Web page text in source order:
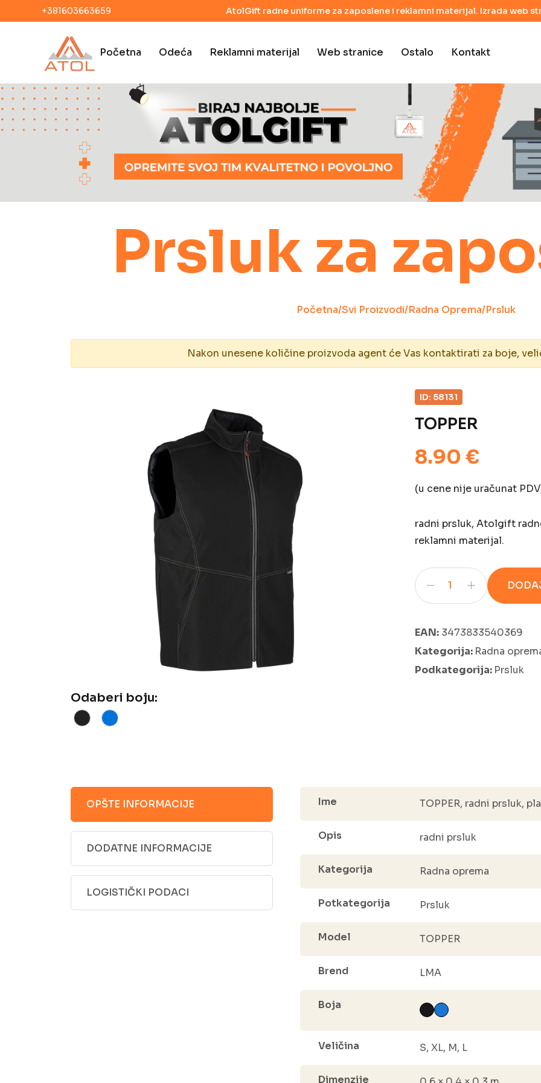
+381603663659 AtolGift radne uniforme za zaposlene i reklamni materijal. Izrada web
Početna Odeća Reklamni materijal Web stranice Ostalo Kontakt
Prsluk za
Početna/Svi Proizvodi/Radna Oprema/Prsluk
Nakon unesene količine proizvoda agent će Vas kontaktirati za boje,
ID: 58131
TOPPER
8.90 €
(u cene nije uračunat
radni prsluk, Atolgift
reklamni materijal.
EAN: 3473833540369
Kategorija: Radna
Podkategorija: Prsluk
Odaberi boju:
OPŠTE INFORMACIJE
DODATNE INFORMACIJE
LOGISTIČKI PODACI
Ime TOPPER, radni prsluk,
Opis radni prsluk
Kategorija Radna oprema
Potkategorija Prsluk
Model TOPPER
Brend LMA
Boja
Veličina S, XL, M, L
Dimenzije